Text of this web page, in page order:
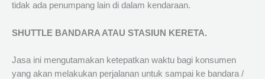
tidak ada penumpang lain di dalam kendaraan.
SHUTTLE BANDARA ATAU STASIUN KERETA.
Jasa ini mengutamakan ketepatkan waktu bagi konsumen
yang akan melakukan perjalanan untuk sampai ke bandara /